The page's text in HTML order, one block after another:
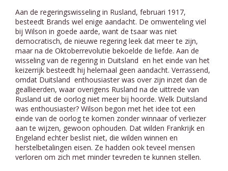
Aan de regeringswisseling in Rusland, februari 1917,
besteedt Brands wel enige aandacht. De omwenteling viel
bij Wilson in goede aarde, want de tsaar was niet
democratisch, de nieuwe regering leek dat meer te zijn,
maar na de Oktoberrevolutie bekoelde de liefde. Aan de
wisseling van de regering in Duitsland en het einde van het
keizerrijk besteedt hij helemaal geen aandacht. Verrassend,
omdat Duitsland enthousiaster was over zijn inzet dan de
geallieerden, waar overigens Rusland na de uittrede van
Rusland uit de oorlog niet meer bij hoorde. Welk Duitsland
was enthousiaster? Wilson begon met het idee tot een
einde van de oorlog te komen zonder winnaar of verliezer
aan te wijzen, gewoon ophouden. Dat wilden Frankrijk en
Engeland echter beslist niet, die wilden winnen en
herstelbetalingen eisen. Ze hadden ook teveel mensen
verloren om zich met minder tevreden te kunnen stellen.